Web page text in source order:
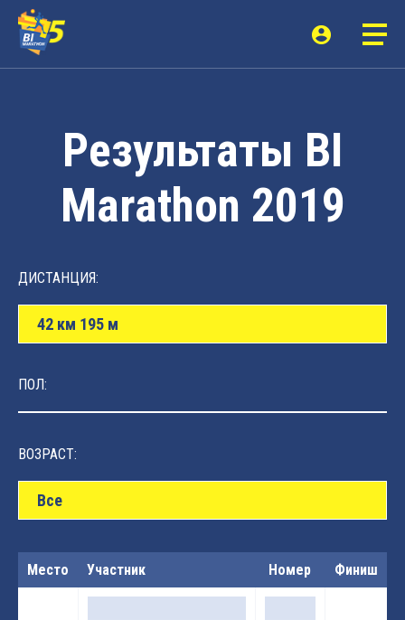
Результаты BI
Marathon 2019
ДИСТАНЦИЯ:
42 км 195 м
ПОЛ:
ВОЗРАСТ:
Все
Место Участник Номер Финиш